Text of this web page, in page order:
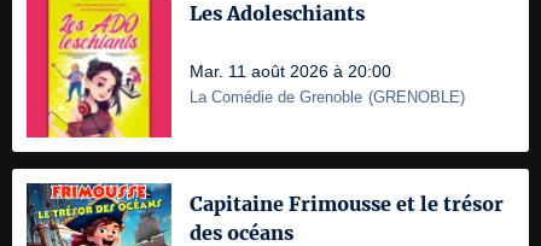
Les Adoleschiants
Mar. 11 août 2026 à 20:00
La Comédie de Grenoble (GRENOBLE)
Capitaine Frimousse et le trésor
des océans